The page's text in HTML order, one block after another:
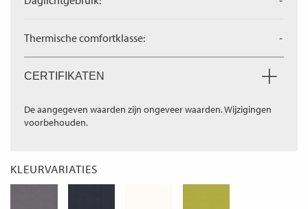
Thermische comfortklasse: -
CERTIFIKATEN
De aangegeven waarden zijn ongeveer waarden. Wijzigingen
voorbehouden.
KLEURVARIATIES